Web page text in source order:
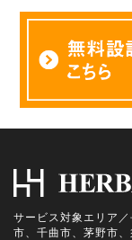
サービス対象エリア
市、千曲市、茅野市